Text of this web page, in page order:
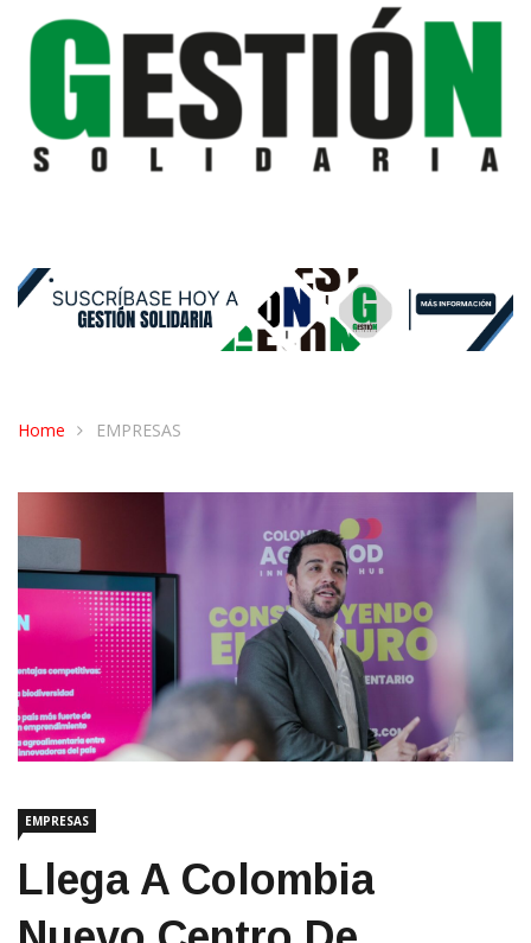
Llega A Colombia
Nuevo Centro De